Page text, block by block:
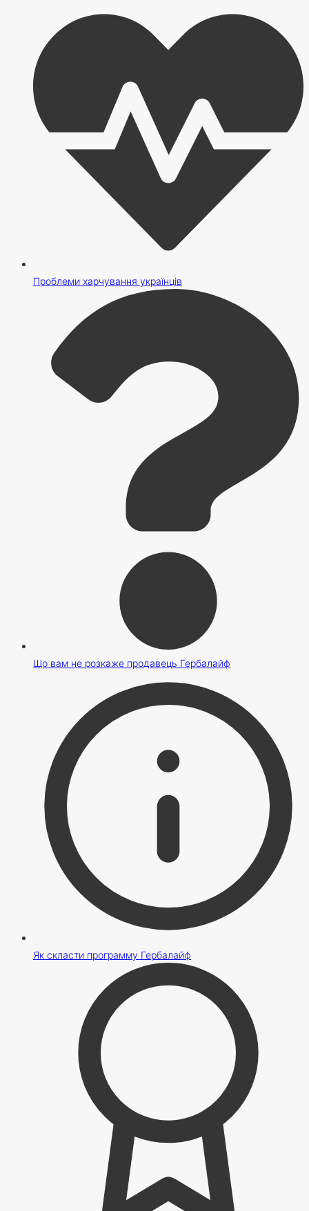
Проблеми харчування українців
Що вам не розкаже продавець Гербалайф
Як скласти программу Гербалайф